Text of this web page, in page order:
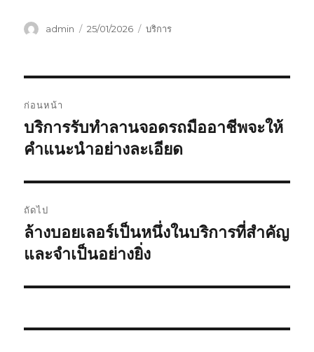
ผู้admin
เขียน
25/01/2026
หมวด
บริการ
เรื่อง
ก่อนหน้า
เรื่อง
ก่อน
บริการรับทำลานจอดรถมืออาชีพจะให้
คำแนะนำอย่างละเอียด
ถัดไป
เรื่อง
ต่อ
ล้างบอยเลอร์เป็นหนึ่งในบริการที่สำคัญ
และจำเป็นอย่างยิ่ง